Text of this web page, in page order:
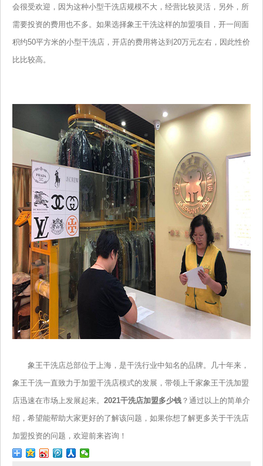
会很受欢迎，因为这种小型干洗店规模不大，经营比较灵活，另外，所
需要投资的费用也不多。如果选择象王干洗这样的加盟项目，开一间面
积约50平方米的小型干洗店，开店的费用将达到20万元左右，因此性价
比比较高。
象王干洗店总部位于上海，是干洗行业中知名的品牌。几十年来，
象王干洗一直致力于加盟干洗店模式的发展，带领上千家象王干洗加盟
店迅速在市场上发展起来。 2021干洗店加盟多少钱 ？通过以上的简单介
绍，希望能帮助大家更好的了解该问题，如果你想了解更多关于干洗店
加盟投资的问题，欢迎前来咨询！